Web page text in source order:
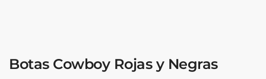
Botas Cowboy Rojas y Negras